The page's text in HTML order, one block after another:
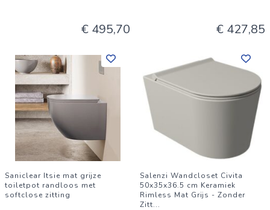
€ 495,70 € 427,85
Saniclear Itsie mat grijze
toiletpot randloos met
softclose zitting
Salenzi Wandcloset Civita
50x35x36.5 cm Keramiek
Rimless Mat Grijs - Zonder
Zitt...